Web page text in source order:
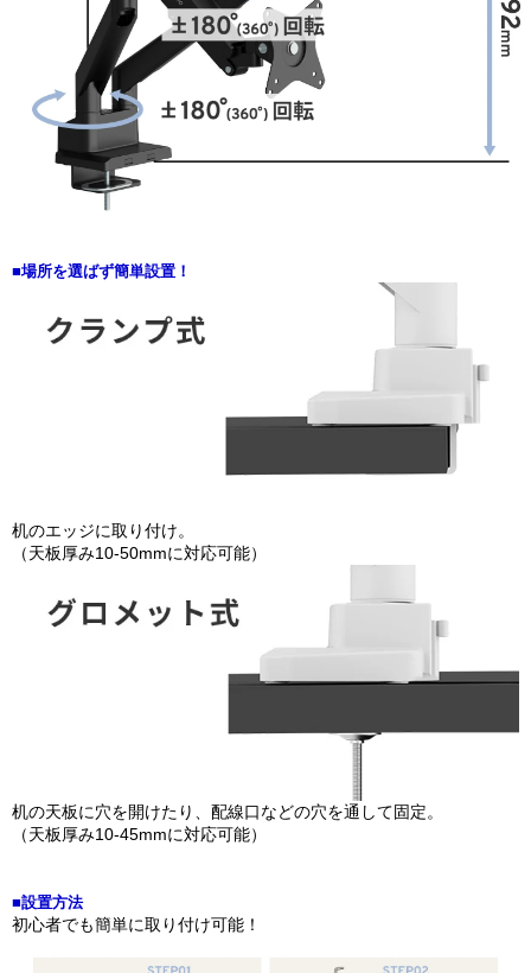
■場所を選ばず簡単設置！
机のエッジに取り付け。
（天板厚み10-50mmに対応可能）
机の天板に穴を開けたり、配線口などの穴を通して固定。
（天板厚み10-45mmに対応可能）
■設置方法
初心者でも簡単に取り付け可能！